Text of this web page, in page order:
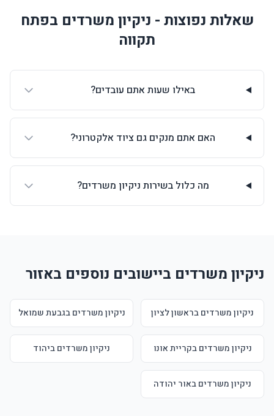
שאלות נפוצות - ניקיון משרדים בפתח
תקווה
באילו שעות אתם עובדים?
האם אתם מנקים גם ציוד אלקטרוני?
מה כלול בשירות ניקיון משרדים?
ניקיון משרדים ביישובים נוספים באזור
ניקיון משרדים בראשון לציון ניקיון משרדים בגבעת שמואל
ניקיון משרדים בקריית אונו ניקיון משרדים ביהוד
ניקיון משרדים באור יהודה